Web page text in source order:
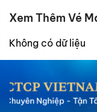
Xem Thêm Vé
Không có dữ liệu